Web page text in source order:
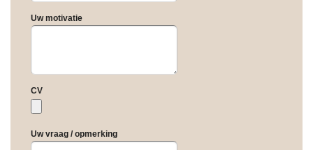
Uw motivatie
CV
Uw vraag / opmerking